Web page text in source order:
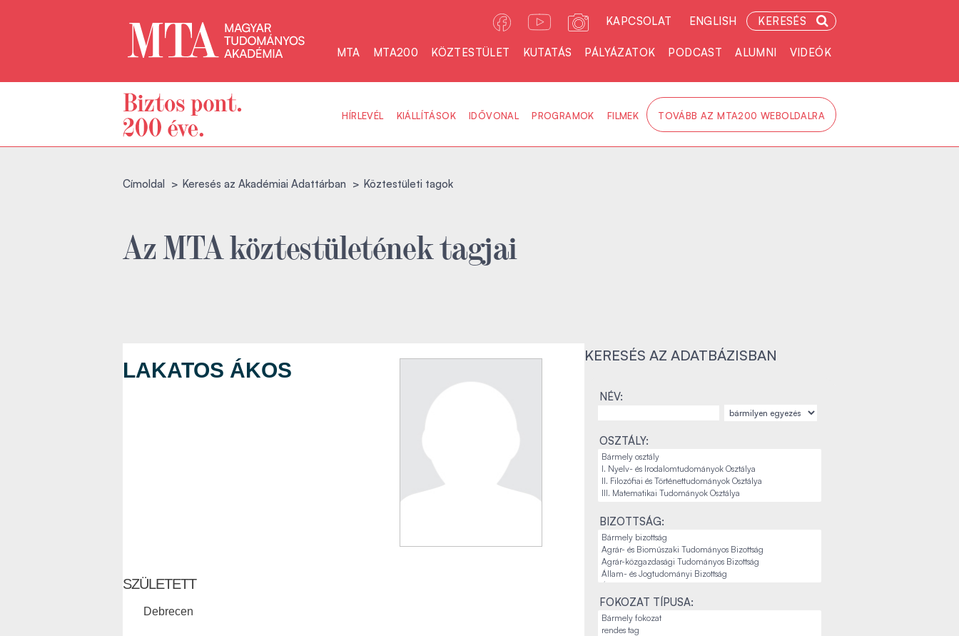
KAPCSOLAT ENGLISH KERESÉS
MTA MTA200 KÖZTESTÜLET KUTATÁS PÁLYÁZATOK PODCAST ALUMNI VIDEÓK
HÍRLEVÉL KIÁLLÍTÁSOK IDŐVONAL PROGRAMOK FILMEK TOVÁBB AZ MTA200 WEBOLDALRA
Címoldal Keresés az Akadémiai Adattárban Köztestületi tagok
Az MTA köztestületének tagjai
LAKATOS ÁKOS
SZÜLETETT
Debrecen
KERESÉS AZ ADATBÁZISBAN
NÉV:
OSZTÁLY:
BIZOTTSÁG:
FOKOZAT TÍPUSA: